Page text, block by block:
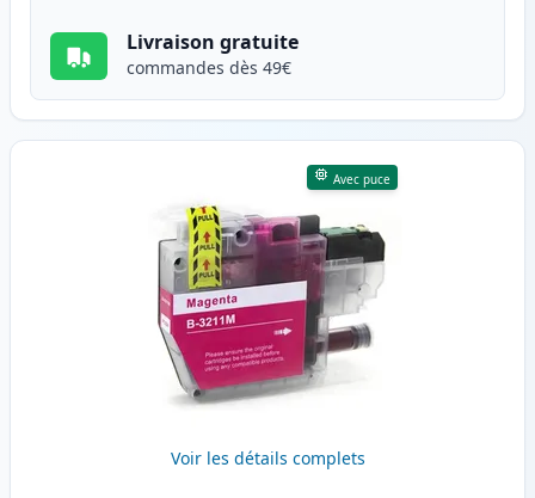
Livraison gratuite
commandes dès 49€
Avec puce
Voir les détails complets